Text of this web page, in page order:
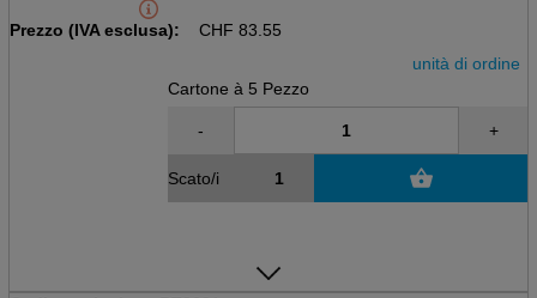
Prezzo (IVA esclusa): CHF 83.55
unità di ordine
Cartone à 5 Pezzo
- +
Scato/i